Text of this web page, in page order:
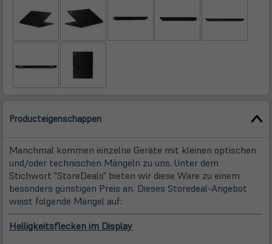
Producteigenschappen
Manchmal kommen einzelne Geräte mit kleinen optischen
und/oder technischen Mängeln zu uns. Unter dem
Stichwort "StoreDeals" bieten wir diese Ware zu einem
besonders günstigen Preis an. Dieses Storedeal-Angebot
weist folgende Mängel auf:
Helligkeitsflecken im Display